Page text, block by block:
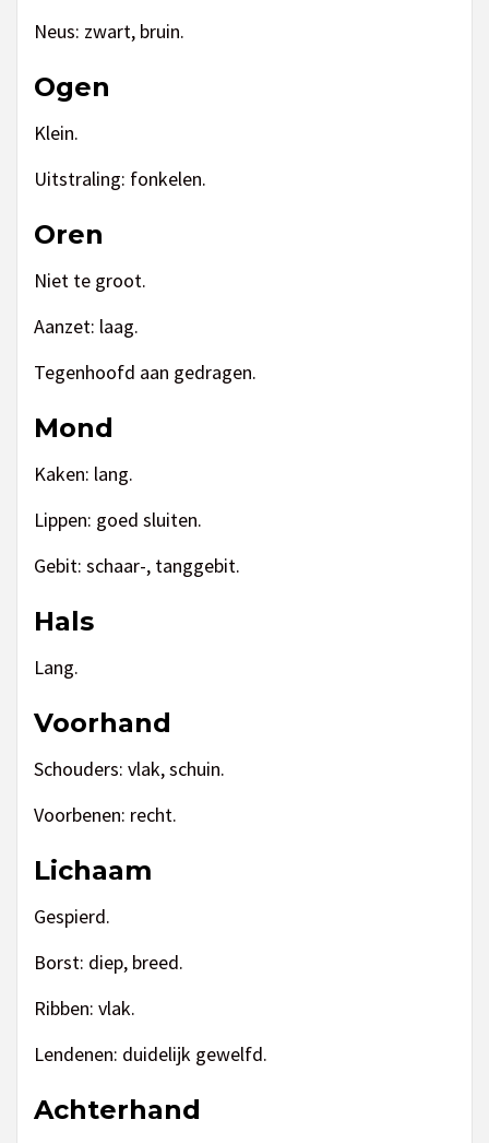
Neus: zwart, bruin.
Ogen
Klein.
Uitstraling: fonkelen.
Oren
Niet te groot.
Aanzet: laag.
Tegenhoofd aan gedragen.
Mond
Kaken: lang.
Lippen: goed sluiten.
Gebit: schaar-, tanggebit.
Hals
Lang.
Voorhand
Schouders: vlak, schuin.
Voorbenen: recht.
Lichaam
Gespierd.
Borst: diep, breed.
Ribben: vlak.
Lendenen: duidelijk gewelfd.
Achterhand